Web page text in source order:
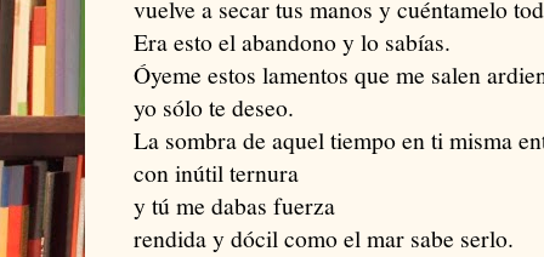
vuelve a secar tus manos y cuéntamelo
Era esto el abandono y lo sabías.
Óyeme estos lamentos que me salen
yo sólo te deseo.
La sombra de aquel tiempo en ti misma
con inútil ternura
y tú me dabas fuerza
rendida y dócil como el mar sabe serlo.